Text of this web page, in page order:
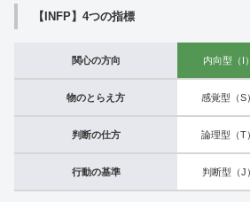
【INFP】4つの指標
関心の方向 内向型（I）
物のとらえ方 感覚型（S）
判断の仕方 論理型（T）
行動の基準 判断型（J）